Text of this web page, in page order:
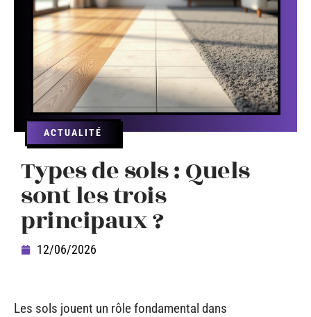
ACTUALITÉ
Types de sols : Quels
sont les trois
principaux ?
12/06/2026
Les sols jouent un rôle fondamental dans